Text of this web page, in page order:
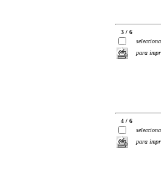
3 / 6
selecciona
para
4 / 6
selecciona
para